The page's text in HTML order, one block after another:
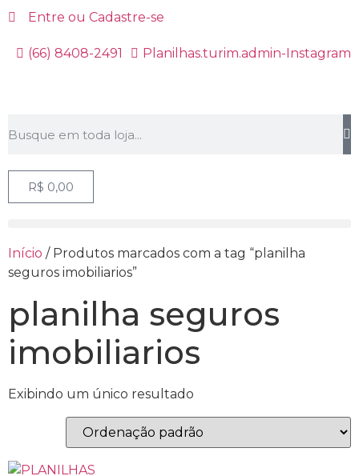
Entre ou Cadastre-se
(66) 8408-2491 Planilhas.turim.admin-Instagram
R$ 0,00
Início / Produtos marcados com a tag “planilha
seguros imobiliarios”
planilha seguros
imobiliarios
Exibindo um único resultado